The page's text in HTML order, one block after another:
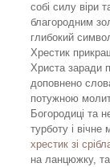
собі силу віри
благородним
глибокий
Хрестик
Христа заради
доповнено
потужною
Богородиці та
турботу і
хрестик зі
на ланцюжку,